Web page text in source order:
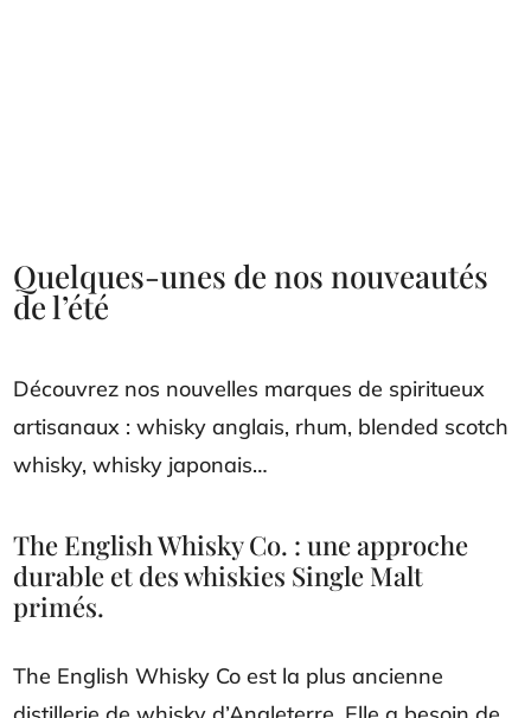
Quelques-unes de nos nouveautés
de l’été
Découvrez nos nouvelles marques de spiritueux
artisanaux : whisky anglais, rhum, blended scotch
whisky, whisky japonais…
The English Whisky Co. : une approche
durable et des whiskies Single Malt
primés.
The English Whisky Co est la plus ancienne